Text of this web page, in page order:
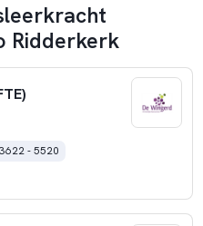
Ridderkerk
- 5520